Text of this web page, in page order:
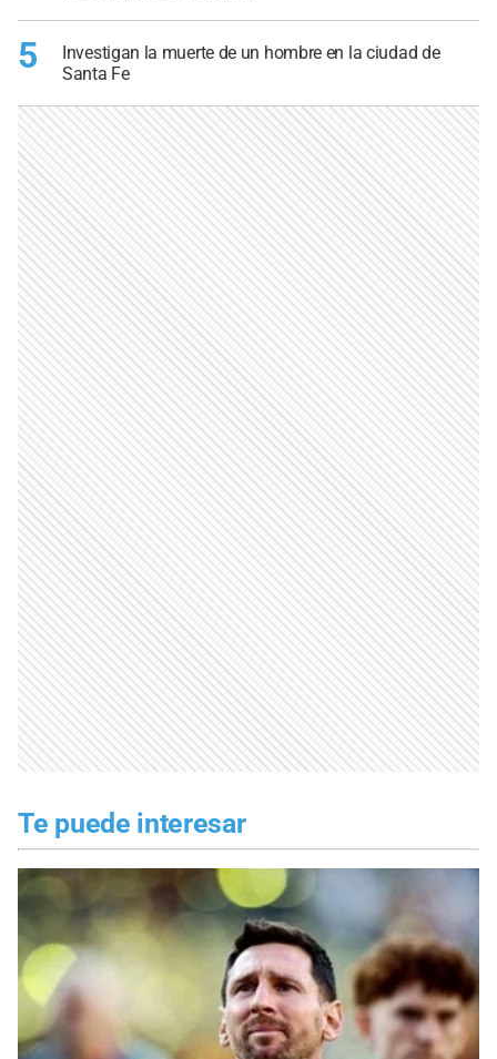
5
Investigan la muerte de un hombre en la ciudad de
Santa Fe
Te puede interesar